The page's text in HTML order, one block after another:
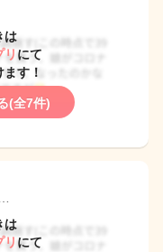
は
にて
す！
(全7件)
は
にて